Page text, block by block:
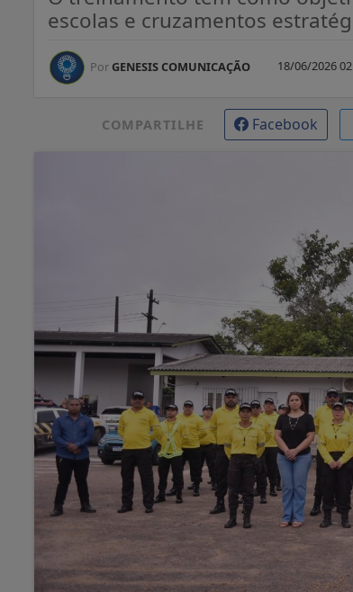
escolas e cruzamentos
Por GENESIS COMUNICAÇÃO 18/06/2026
COMPARTILHE Facebook